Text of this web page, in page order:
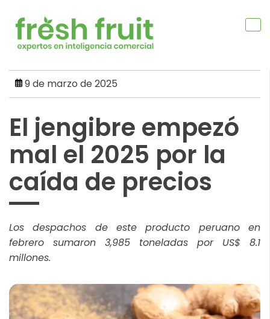
content
9 de marzo de 2025
El jengibre empezó
mal el 2025 por la
caída de precios
Los despachos de este producto peruano en
febrero sumaron 3,985 toneladas por US$ 8.1
millones.